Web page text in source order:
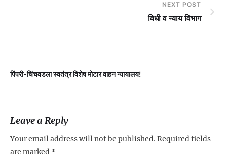
NEXT POST
विधी व न्याय विभाग
पिंपरी-चिंचवडला स्वतंत्र विशेष मोटार वाहन न्यायालय!
Leave a Reply
Your email address will not be published. Required fields
are marked *